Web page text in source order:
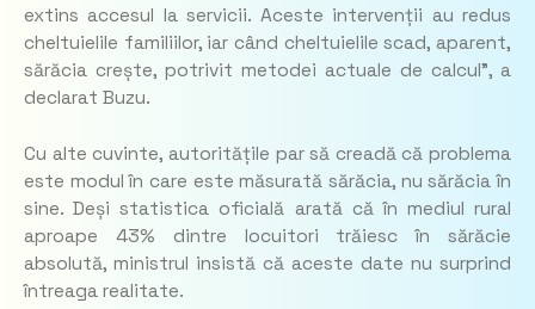
extins accesul la servicii. Aceste intervenții au redus
cheltuielile familiilor, iar când cheltuielile scad, aparent,
sărăcia crește, potrivit metodei actuale de calcul”, a
declarat Buzu.
Cu alte cuvinte, autoritățile par să creadă că problema
este modul în care este măsurată sărăcia, nu sărăcia în
sine. Deși statistica oficială arată că în mediul rural
aproape 43% dintre locuitori trăiesc în sărăcie
absolută, ministrul insistă că aceste date nu surprind
întreaga realitate.